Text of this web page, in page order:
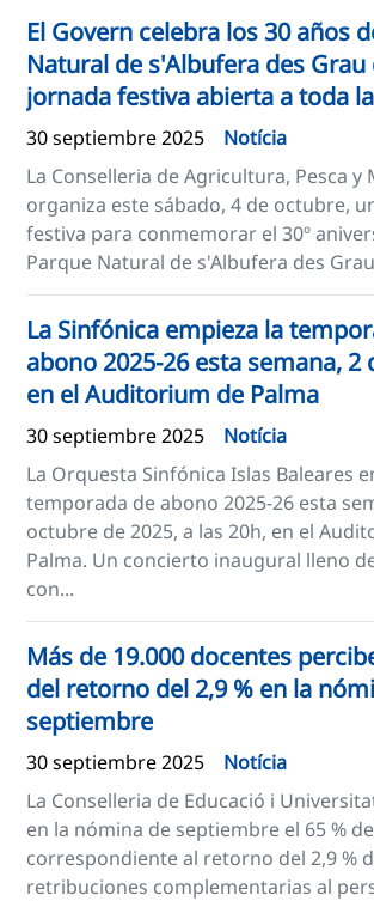
El Govern celebra los 30 años
Natural de s'Albufera des Grau
jornada festiva abierta a toda
30 septiembre 2025
Notícia
La Conselleria de Agricultura, Pesca y
organiza este sábado, 4 de octubre,
festiva para conmemorar el 30º
Parque Natural de s'Albufera des
La Sinfónica empieza la
abono 2025-26 esta semana, 2
en el Auditorium de Palma
30 septiembre 2025
Notícia
La Orquesta Sinfónica Islas Baleares
temporada de abono 2025-26 esta
octubre de 2025, a las 20h, en el
Palma. Un concierto inaugural lleno
con...
Más de 19.000 docentes
del retorno del 2,9 % en la
septiembre
30 septiembre 2025
Notícia
La Conselleria de Educació i
en la nómina de septiembre el 65 %
correspondiente al retorno del 2,9 %
retribuciones complementarias al